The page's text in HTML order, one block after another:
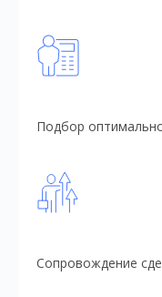
Подбор
Сопровождение